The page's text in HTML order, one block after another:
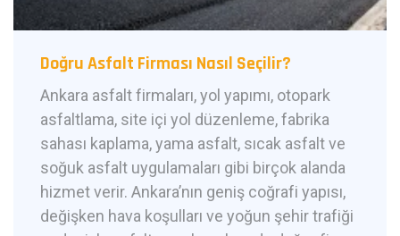
Doğru Asfalt Firması Nasıl Seçilir?
Ankara asfalt firmaları, yol yapımı, otopark
asfaltlama, site içi yol düzenleme, fabrika
sahası kaplama, yama asfalt, sıcak asfalt ve
soğuk asfalt uygulamaları gibi birçok alanda
hizmet verir. Ankara’nın geniş coğrafi yapısı,
değişken hava koşulları ve yoğun şehir trafiği